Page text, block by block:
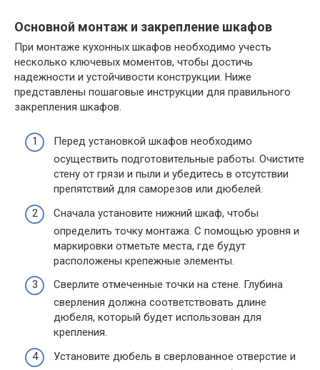
Основной монтаж и закрепление шкафов
При монтаже кухонных шкафов необходимо учесть
несколько ключевых моментов, чтобы достичь
надежности и устойчивости конструкции. Ниже
представлены пошаговые инструкции для правильного
закрепления шкафов.
Перед установкой шкафов необходимо
осуществить подготовительные работы. Очистите
стену от грязи и пыли и убедитесь в отсутствии
препятствий для саморезов или дюбелей.
Сначала установите нижний шкаф, чтобы
определить точку монтажа. С помощью уровня и
маркировки отметьте места, где будут
расположены крепежные элементы.
Сверлите отмеченные точки на стене. Глубина
сверления должна соответствовать длине
дюбеля, который будет использован для
крепления.
Установите дюбель в сверлованное отверстие и